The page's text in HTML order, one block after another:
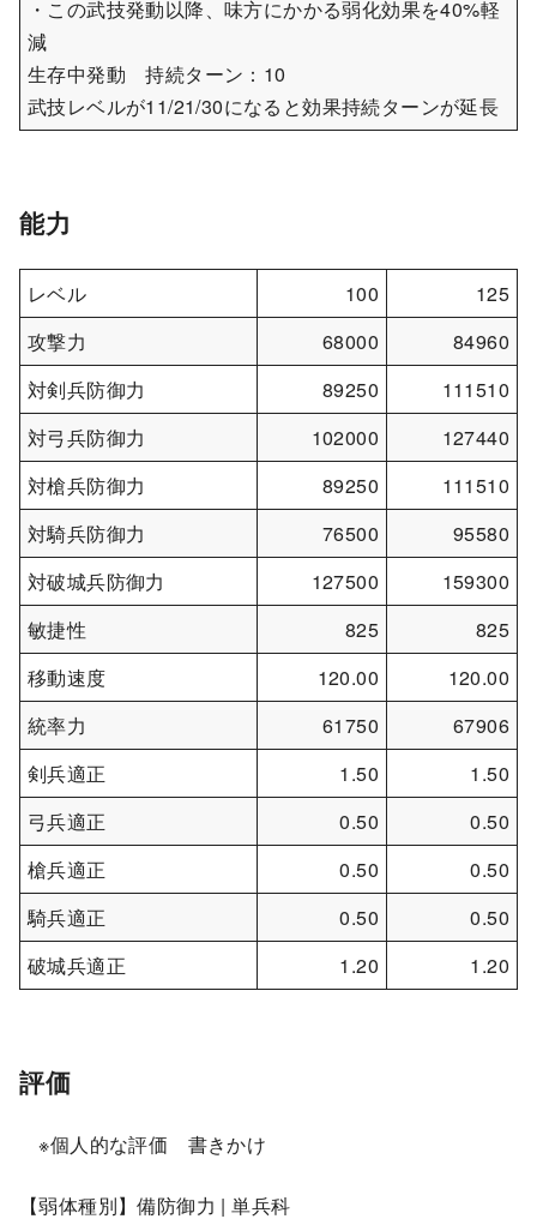
・この武技発動以降、味方にかかる弱化効果を40%軽
減
生存中発動 持続ターン：10
武技レベルが11/21/30になると効果持続ターンが延長
能力
レベル 100
125
攻撃力
68000
84960
対剣兵防御力
89250
111510
対弓兵防御力
102000
127440
対槍兵防御力
89250
111510
対騎兵防御力
76500
95580
対破城兵防御力
127500
159300
敏捷性
825
825
移動速度
120.00
120.00
統率力
61750
67906
剣兵適正
1.50
1.50
弓兵適正
0.50
0.50
槍兵適正
0.50
0.50
騎兵適正
0.50
0.50
破城兵適正
1.20 1.20
評価
※個人的な評価 書きかけ
【弱体種別】備防御力 | 単兵科